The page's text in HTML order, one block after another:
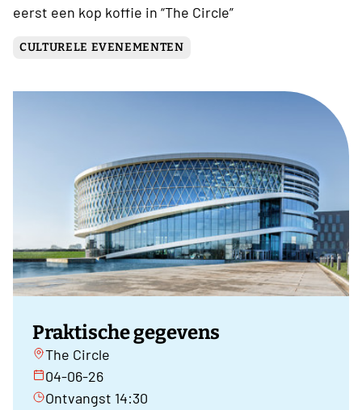
eerst een kop koffie in “The Circle”
CULTURELE EVENEMENTEN
Praktische gegevens
The Circle
04-06-26
Ontvangst 14:30